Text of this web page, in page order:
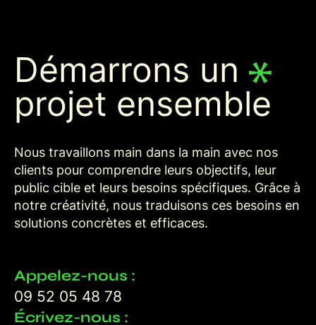
Démarrons un
projet ensemble
Nous travaillons main dans la main avec nos
clients pour comprendre leurs objectifs, leur
public cible et leurs besoins spécifiques. Grâce à
notre créativité, nous traduisons ces besoins en
solutions concrètes et efficaces.
Appelez-nous :
09 52 05 48 78
Écrivez-nous :